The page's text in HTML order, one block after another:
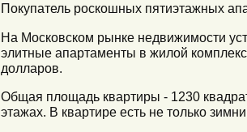
Покупатель роскошных пятиэтажных
На Московском рынке недвижимости
элитные апартаменты в жилой
долларов.
Общая площадь квартиры - 1230
этажах. В квартире есть не только